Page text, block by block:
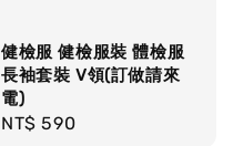
健檢服 健檢服裝 體檢服
長袖套裝 V領(訂做請來
電)
Regular
NT$ 590